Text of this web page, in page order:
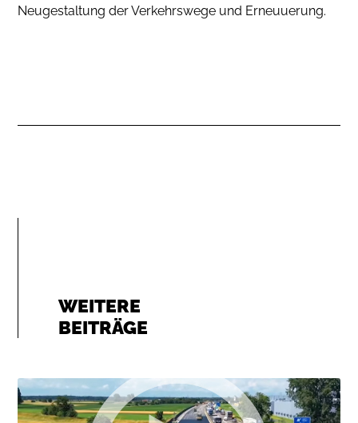
Neugestaltung der Verkehrswege und Erneuuerung.
WEITERE
BEITRÄGE